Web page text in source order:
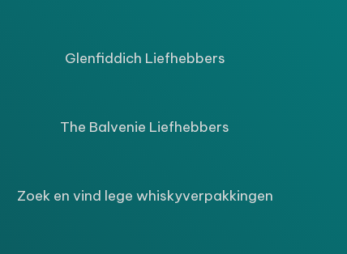
Glenfiddich Liefhebbers
The Balvenie Liefhebbers
Zoek en vind lege whiskyverpakkingen